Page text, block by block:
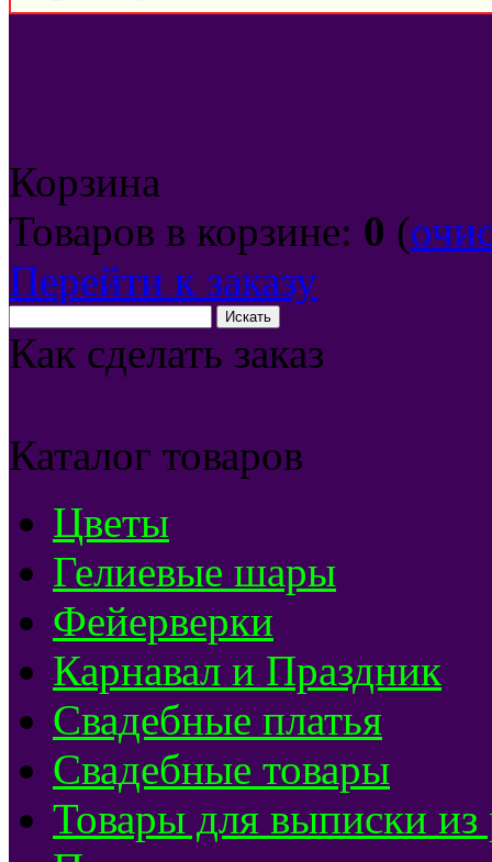
Корзина
Товаров в корзине: 0 (
Перейти к заказу
Как сделать заказ
Каталог товаров
Цветы
Гелиевые шары
Фейерверки
Карнавал и Праздник
Свадебные платья
Свадебные товары
Товары для выписки из